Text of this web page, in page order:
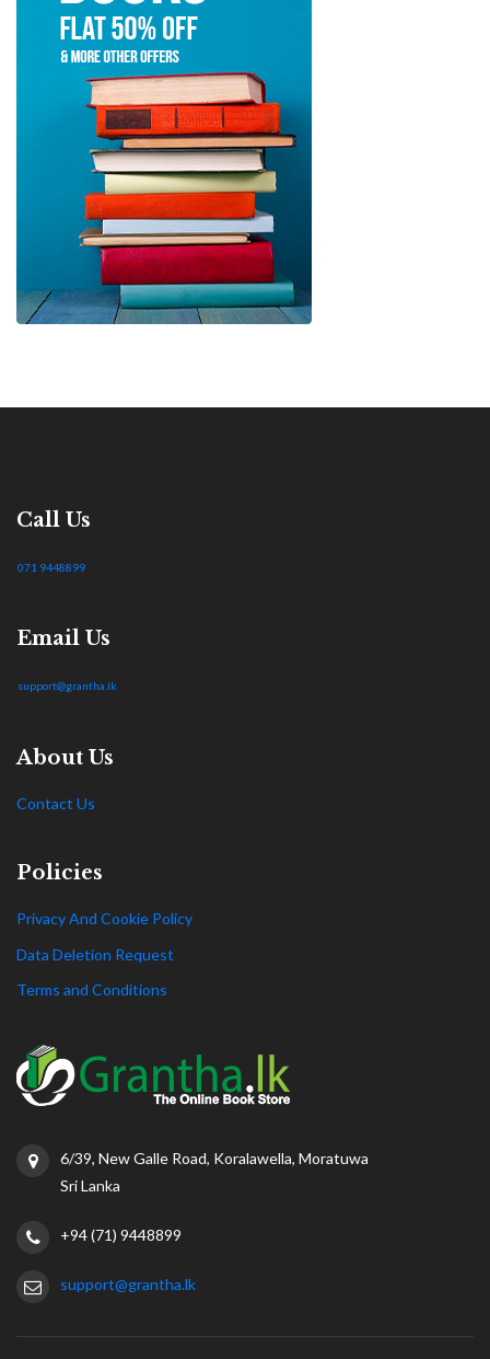
Call Us
071 9448899
Email Us
support@grantha.lk
About Us
Contact Us
Policies
Privacy And Cookie Policy
Data Deletion Request
Terms and Conditions
6/39, New Galle Road, Koralawella, Moratuwa
Sri Lanka
+94 (71) 9448899
support@grantha.lk